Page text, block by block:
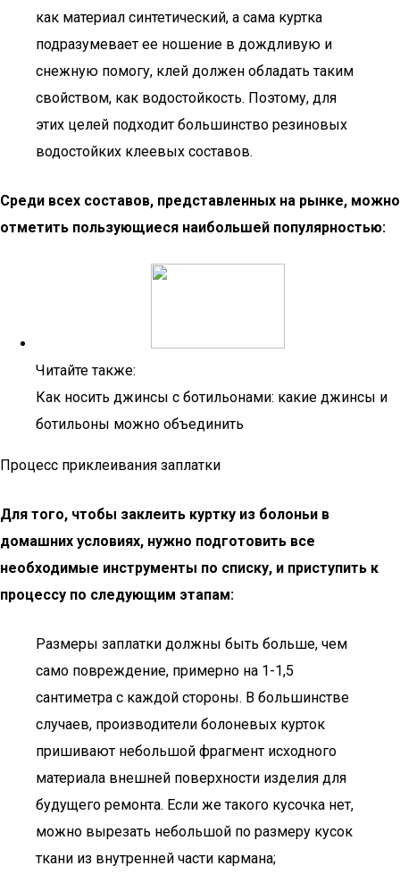
как материал синтетический, а сама куртка
подразумевает ее ношение в дождливую и
снежную помогу, клей должен обладать таким
свойством, как водостойкость. Поэтому, для
этих целей подходит большинство резиновых
водостойких клеевых составов.
Среди всех составов, представленных на рынке, можно
отметить пользующиеся наибольшей популярностью:
Читайте также:
Как носить джинсы с ботильонами: какие джинсы и
ботильоны можно объединить
Процесс приклеивания заплатки
Для того, чтобы заклеить куртку из болоньи в
домашних условиях, нужно подготовить все
необходимые инструменты по списку, и приступить к
процессу по следующим этапам:
Размеры заплатки должны быть больше, чем
само повреждение, примерно на 1-1,5
сантиметра с каждой стороны. В большинстве
случаев, производители болоневых курток
пришивают небольшой фрагмент исходного
материала внешней поверхности изделия для
будущего ремонта. Если же такого кусочка нет,
можно вырезать небольшой по размеру кусок
ткани из внутренней части кармана;